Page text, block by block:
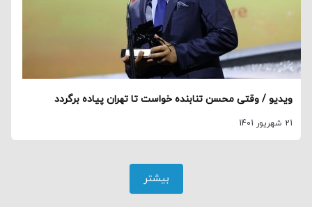
ویدیو / وقتی محسن تنابنده خواست تا تهران پیاده برگردد
21 شهریور 1401
بیشتر